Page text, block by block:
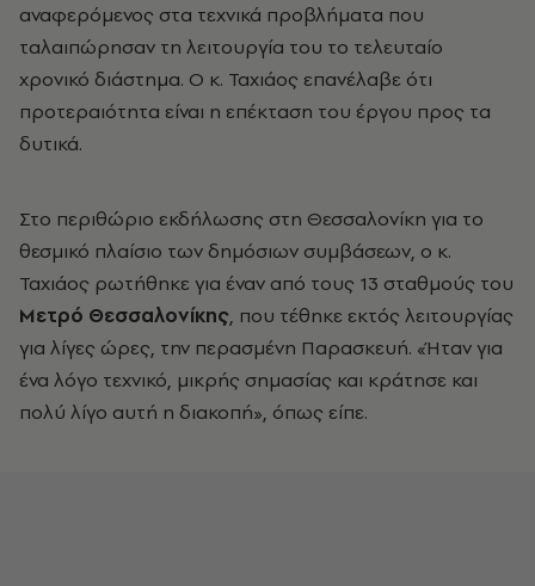
αναφερόμενος στα τεχνικά προβλήματα που
ταλαιπώρησαν τη λειτουργία του το τελευταίο
χρονικό διάστημα. Ο κ. Ταχιάος επανέλαβε ότι
προτεραιότητα είναι η επέκταση του έργου προς τα
δυτικά.
Στο περιθώριο εκδήλωσης στη Θεσσαλονίκη για το
θεσμικό πλαίσιο των δημόσιων συμβάσεων, ο κ.
Ταχιάος ρωτήθηκε για έναν από τους 13 σταθμούς του
Μετρό Θεσσαλονίκης, που τέθηκε εκτός λειτουργίας
για λίγες ώρες, την περασμένη Παρασκευή. «Ήταν για
ένα λόγο τεχνικό, μικρής σημασίας και κράτησε και
πολύ λίγο αυτή η διακοπή», όπως είπε.